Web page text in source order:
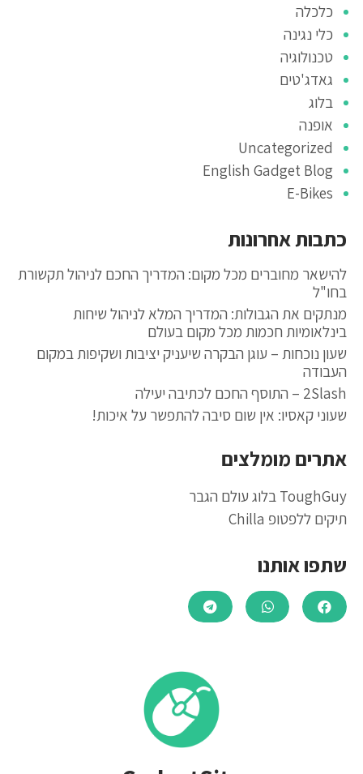
כלכלה
כלי נגינה
טכנולוגיה
גאדג'טים
בלוג
אופנה
Uncategorized
English Gadget Blog
E-Bikes
כתבות אחרונות
להישאר מחוברים מכל מקום: המדריך החכם לניהול תקשורת
בחו"ל
מנתקים את הגבולות: המדריך המלא לניהול שיחות
בינלאומיות חכמות מכל מקום בעולם
שעון נוכחות – עוגן הבקרה שיעניק יציבות ושקיפות במקום
העבודה
2Slash – התוסף החכם לכתיבה יעילה
שעוני קאסיו: אין שום סיבה להתפשר על איכות!
אתרים מומלצים
ToughGuy בלוג עולם הגבר
תיקים ללפטופ Chilla
שתפו אותנו